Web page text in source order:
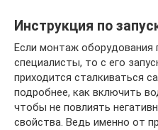
Инструкция по
Если монтаж оборудования
специалисты, то с его
приходится сталкиваться
подробнее, как включить
чтобы не повлиять
свойства. Ведь именно от